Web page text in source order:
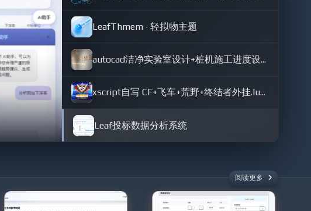
LeafThmem · 轻拟物主题
autocad洁净实验室设计+桩机施工进度设计图纸
xscript自写 CF+飞车+荒野+终结者外挂.lua开源
Leaf投标数据分析系统
阅读更多